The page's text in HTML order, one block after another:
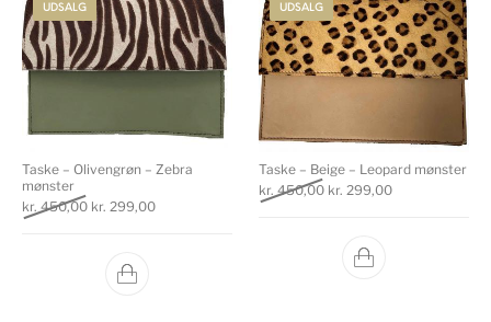
UDSALG
Taske – Olivengrøn – Zebra
mønster
kr. 450,00 Den oprindelige pris var: kr. 450,00.
kr. 299,00Den aktuelle pris er: kr. 299,00.
UDSALG
Taske – Beige – Leopard mønster
kr. 450,00 Den oprindelige pris var:
kr. 299,00Den aktuelle